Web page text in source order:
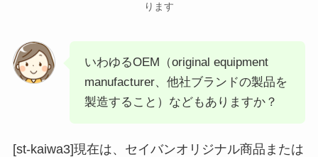
ります
いわゆるOEM（original equipment
manufacturer、他社ブランドの製品を
製造すること）などもありますか？
[st-kaiwa3]現在は、セイバンオリジナル商品または